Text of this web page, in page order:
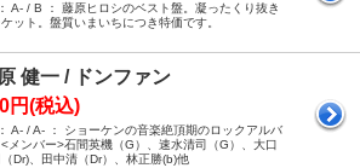
A- / B ： 藤原ヒロシのベスト盤。凝ったくり抜き
ット。盤質いまいちにつき特価です。
健一 / ドンファン
円(税込)
A- / A- ： ショーケンの音楽絶頂期のロックアルバ
メンバー>石間英機（G）、速水清司（G）、大口
（Dr)、田中清（Dr）、林正勝(b)他